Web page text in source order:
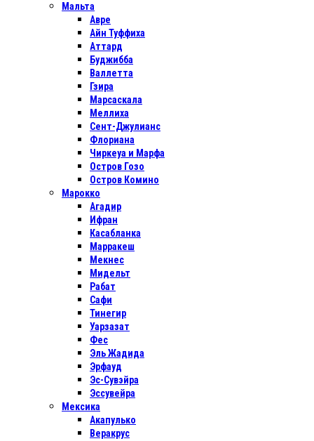
Мальта
Авре
Айн Туффиха
Аттард
Буджибба
Валлетта
Гзира
Марсаскала
Меллиха
Сент-Джулианс
Флориана
Чиркеуа и Марфа
Остров Гозо
Остров Комино
Марокко
Агадир
Ифран
Касабланка
Марракеш
Мекнес
Мидельт
Рабат
Сафи
Тинегир
Уарзазат
Фес
Эль Жадида
Эрфауд
Эс-Сувэйра
Эссувейра
Мексика
Акапулько
Веракрус